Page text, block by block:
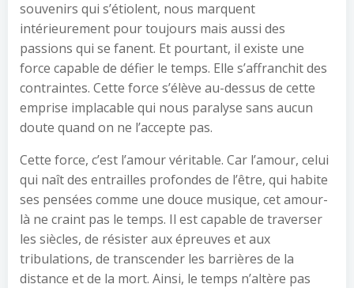
souvenirs qui s’étiolent, nous marquent
intérieurement pour toujours mais aussi des
passions qui se fanent. Et pourtant, il existe une
force capable de défier le temps. Elle s’affranchit des
contraintes. Cette force s’élève au-dessus de cette
emprise implacable qui nous paralyse sans aucun
doute quand on ne l’accepte pas.
Cette force, c’est l’amour véritable. Car l’amour, celui
qui naît des entrailles profondes de l’être, qui habite
ses pensées comme une douce musique, cet amour-
là ne craint pas le temps. Il est capable de traverser
les siècles, de résister aux épreuves et aux
tribulations, de transcender les barrières de la
distance et de la mort. Ainsi, le temps n’altère pas